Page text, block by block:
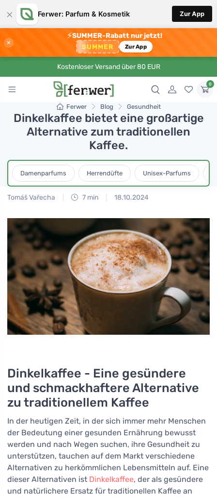
× Ferwer: Parfum & Kosmetik Zur App
×
⚡SUMMER-Rabatt nur jetzt!
SUMMER Zur App
Kostenloser Versand über 80 EUR
0
Ferwer Blog Gesundheit
Dinkelkaffee bietet eine großartige
Alternative zum traditionellen
Kaffee.
Damenparfums Herrendüfte Unisex-Parfums
Tomáš Vařecha 7 min 18.10.2024
Dinkelkaffee - Eine gesündere
und schmackhaftere Alternative
zu traditionellem Kaffee
In der heutigen Zeit, in der sich immer mehr Menschen
der Bedeutung einer gesunden Ernährung bewusst
werden und nach Wegen suchen, ihre Gesundheit zu
unterstützen, tauchen auf dem Markt verschiedene
Alternativen zu herkömmlichen Lebensmitteln auf. Eine
dieser Alternativen ist Dinkelkaffee, der als gesündere
und natürlichere Ersatz für traditionellen Kaffee an